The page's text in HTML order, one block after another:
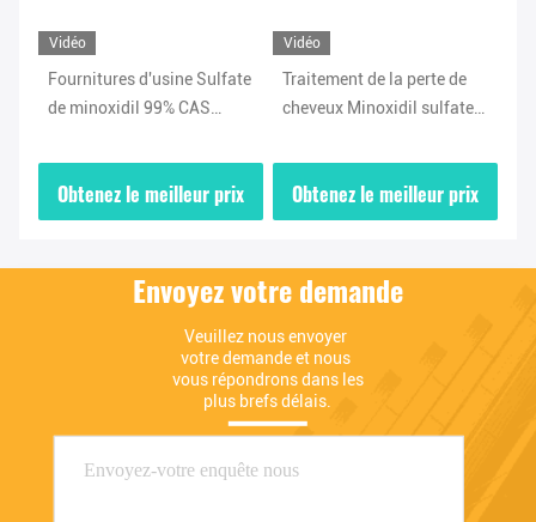
Vidéo
Fournitures d'usine Sulfate
de minoxidil 99% CAS
Obtenez le meilleur prix
Vidéo
Traitement de la perte de
cheveux Minoxidil sulfate
CAS 83701-22-8
Obtenez le meilleur prix
Envoyez votre demande
Veuillez nous envoyer
votre demande et nous
vous répondrons dans les
plus brefs délais.